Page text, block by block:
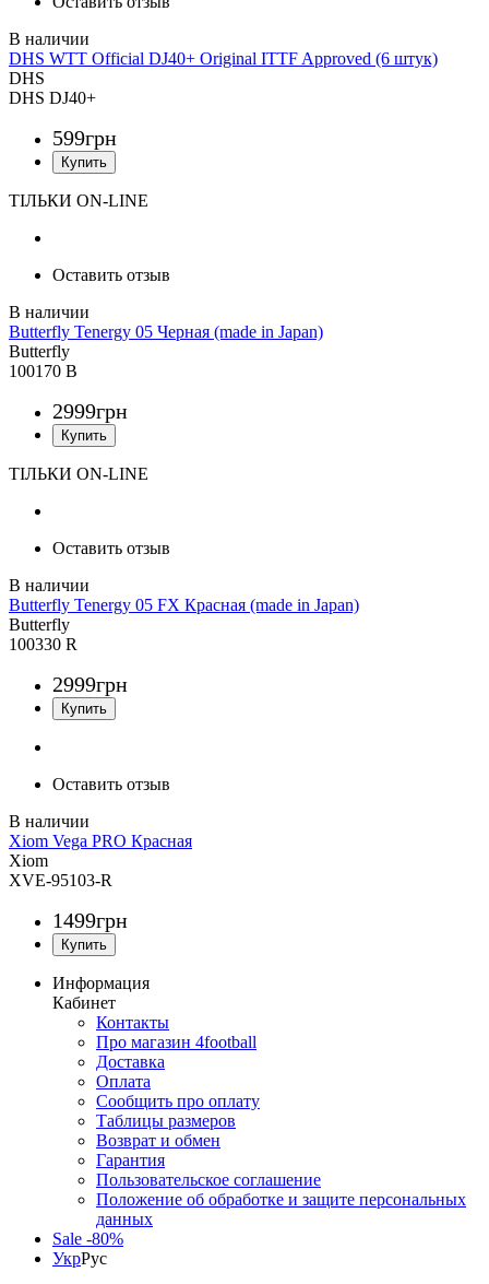
DHS WTT Official DJ40+ Original ITTF Approved (6 штук)
DHS
DHS DJ40+
599грн
ТІЛЬКИ ON-LINE
Оставить отзыв
Butterfly Tenergy 05 Черная (made in Japan)
Butterfly
100170 B
2999грн
ТІЛЬКИ ON-LINE
Оставить отзыв
Butterfly Tenergy 05 FX Красная (made in Japan)
Butterfly
100330 R
2999грн
Оставить отзыв
Xiom Vega PRO Красная
Xiom
XVE-95103-R
1499грн
Информация
Кабинет
Контакты
Про магазин 4football
Доставка
Оплата
Сообщить про оплату
Таблицы размеров
Возврат и обмен
Гарантия
Пользовательское соглашение
Положение об обработке и защите персональных
данных
Sale -80%
УкрРус